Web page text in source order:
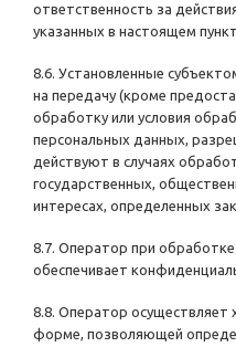
ответственность за
указанных в настоящем
8.6. Установленные
на передачу (кроме
обработку или условия
персональных данных,
действуют в случаях
государственных,
интересах, определенных
8.7. Оператор при
обеспечивает
8.8. Оператор осуществляет
форме, позволяющей